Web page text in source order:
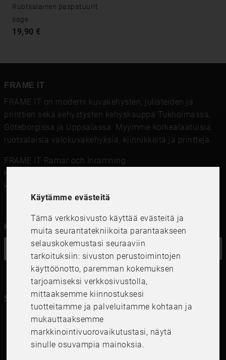
Käytämme evästeitä
Tämä verkkosivusto käyttää evästeitä ja
muita seurantatekniikoita parantaakseen
selauskokemustasi seuraaviin
tarkoituksiin: sivuston perustoimintojen
käyttöönotto, paremman kokemuksen
tarjoamiseksi verkkosivustolla,
mittaaksemme kiinnostuksesi
tuotteitamme ja palveluitamme kohtaan ja
mukauttaaksemme
markkinointivuorovaikutustasi, näytä
sinulle osuvampia mainoksia.
Ruotsalainen paspatuurit
sage
19,90 €
FRAME IT
FRAME IT on moderni kuvakehysten, julisteiden ja
printtien sekä kehystysten kehyskauppa Tukholmassa,
Göteborgissa ja Uppsalassa. Myymme korkealaatuisia
ruotsalaisia ​​valokuvakehyksiä, kiinnikkeitä ja printtejä.
FRAME IT Ramar och Inramning
Kungsgatan 41,111 56 Stockholm
kundservice@frameit.se
Haluatko uutiskirjeemme?
Seuraa meitä kanavillasi